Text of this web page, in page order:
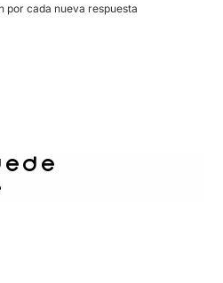
por cada nueva respuesta